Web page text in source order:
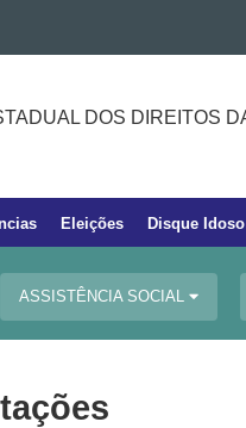
DOS DIREITOS
Eleições Disque
ASSISTÊNCIA SOCIAL